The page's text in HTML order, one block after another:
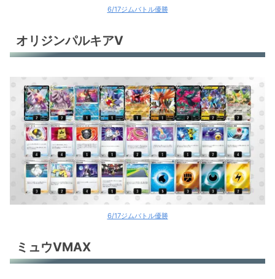
6/17ジムバトル優勝
オリジンパルキアV
6/17ジムバトル優勝
ミュウVMAX